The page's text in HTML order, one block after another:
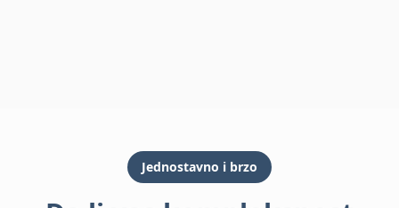
Jednostavno i brzo